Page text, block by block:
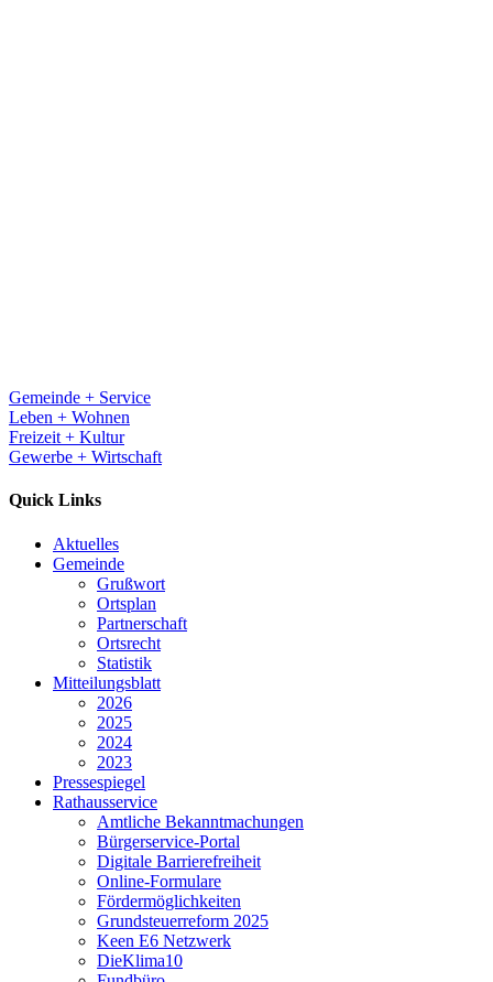
Gemeinde + Service
Leben + Wohnen
Freizeit + Kultur
Gewerbe + Wirtschaft
Quick Links
Aktuelles
Gemeinde
Grußwort
Ortsplan
Partnerschaft
Ortsrecht
Statistik
Mitteilungsblatt
2026
2025
2024
2023
Pressespiegel
Rathausservice
Amtliche Bekanntmachungen
Bürgerservice-Portal
Digitale Barrierefreiheit
Online-Formulare
Fördermöglichkeiten
Grundsteuerreform 2025
Keen E6 Netzwerk
DieKlima10